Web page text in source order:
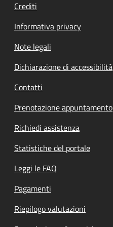
Crediti
Informativa privacy
Note legali
Dichiarazione di accessibilità
Contatti
Prenotazione appuntamento
Richiedi assistenza
Statistiche del portale
Leggi le FAQ
Pagamenti
Riepilogo valutazioni